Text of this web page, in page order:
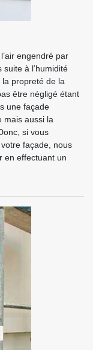
engendré par
suite à l’humidité
propreté de la
être négligé étant
une façade
mais aussi la
si vous
façade, nous
en effectuant un